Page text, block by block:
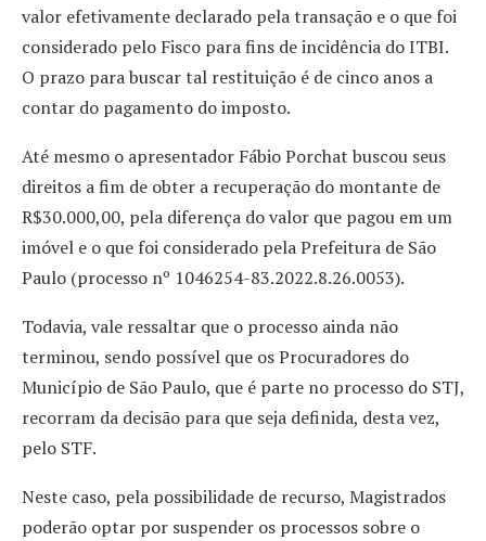
valor efetivamente declarado pela transação e o que foi
considerado pelo Fisco para fins de incidência do ITBI.
O prazo para buscar tal restituição é de cinco anos a
contar do pagamento do imposto.
Até mesmo o apresentador Fábio Porchat buscou seus
direitos a fim de obter a recuperação do montante de
R$30.000,00, pela diferença do valor que pagou em um
imóvel e o que foi considerado pela Prefeitura de São
Paulo (processo nº 1046254-83.2022.8.26.0053).
Todavia, vale ressaltar que o processo ainda não
terminou, sendo possível que os Procuradores do
Município de São Paulo, que é parte no processo do STJ,
recorram da decisão para que seja definida, desta vez,
pelo STF.
Neste caso, pela possibilidade de recurso, Magistrados
poderão optar por suspender os processos sobre o